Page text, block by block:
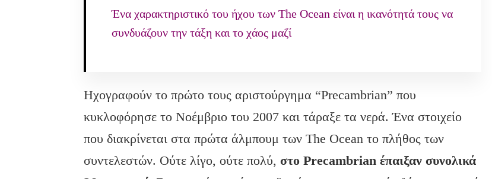
Ένα χαρακτηριστικό του ήχου των The Ocean είναι η ικανότητά τους να
συνδυάζουν την τάξη και το χάος μαζί
Ηχογραφούν το πρώτο τους αριστούργημα “Precambrian” που
κυκλοφόρησε το Νοέμβριο του 2007 και τάραξε τα νερά. Ένα στοιχείο
που διακρίνεται στα πρώτα άλμπουμ των The Ocean το πλήθος των
συντελεστών. Ούτε λίγο, ούτε πολύ,στοPrecambrian έπαιξαν συνολικά